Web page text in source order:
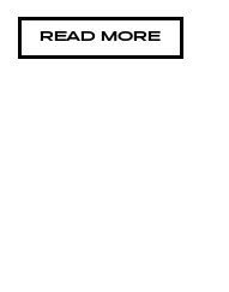
KIRJAUDU SISÄÄN
READ MORE